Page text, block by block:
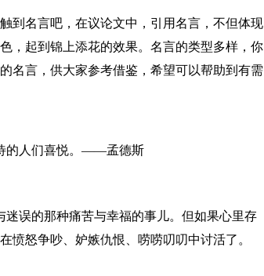
到名言吧，在议论文中，引用名言，不但体现
，起到锦上添花的效果。名言的类型多样，你
名言，供大家参考借鉴，希望可以帮助到有需
的人们喜悦。——孟德斯
误的那种痛苦与幸福的事儿。但如果心里存
愤怒争吵、妒嫉仇恨、唠唠叨叨中讨活了。